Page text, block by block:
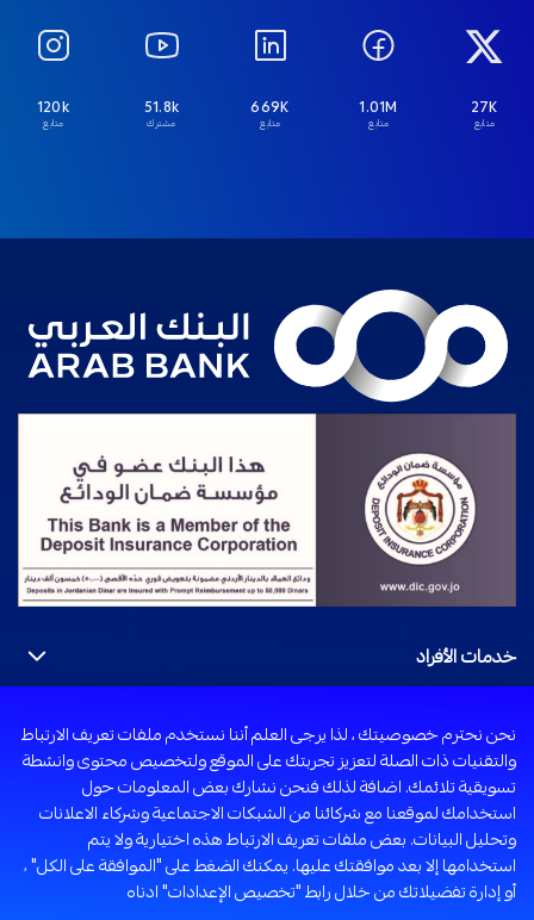
27K
متابع
1.01M
متابع
669K
متابع
51.8k
مشترك
120k
متابع
خدمات الأفراد
البطاقات
القروض
الحسابات
الحلول التأمينية
خدمات التحويل
تمويل الشركات
المعاملات المصرفية الدولية
الحلول والقنوات للشركات
موبي كاش POS
خدمات الشركات الصغيرة والمتوسطة
التطبيق البنكي للشركات الصغيرة والمتوسطة
مراكز الأعمال المخصصة
مركز أعمال الشركات
الخزينة
طرق التعامل مع البنك
نحن نحترم خصوصيتك ، لذا يرجى العلم أننا نستخدم ملفات تعريف الارتباط
والتقنيات ذات الصلة لتعزيز تجربتك على الموقع ولتخصيص محتوى وانشطة
تسويقية تلائمك. اضافة لذلك فنحن نشارك بعض المعلومات حول
استخدامك لموقعنا مع شركائنا من الشبكات الاجتماعية وشركاء الاعلانات
وتحليل البيانات. بعض ملفات تعريف الارتباط هذه اختيارية ولا يتم
استخدامها إلا بعد موافقتك عليها. يمكنك الضغط على "الموافقة على الكل" ،
أو إدارة تفضيلاتك من خلال رابط "تخصيص الإعدادات" ادناه